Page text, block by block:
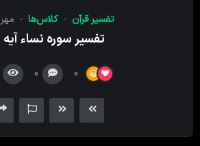
تفسیر قرآن کلاس‌ها مهر ۲۰, ۱۴۰۲
تفسیر سوره نساء آیه ۱۹
0
0